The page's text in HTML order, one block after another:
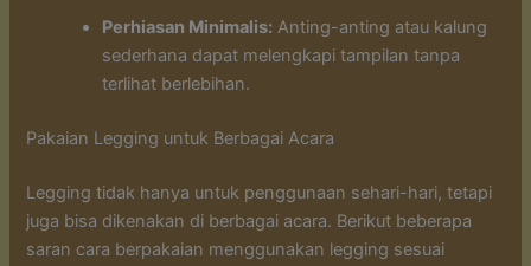
Perhiasan Minimalis: Anting-anting atau kalung
sederhana dapat melengkapi tampilan tanpa
terlihat berlebihan.
Pakaian Legging untuk Berbagai Acara
Legging tidak hanya untuk penggunaan sehari-hari, tetapi
juga bisa dikenakan di berbagai acara. Berikut beberapa
saran cara berpakaian menggunakan legging sesuai